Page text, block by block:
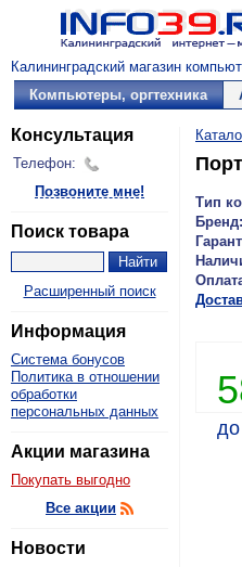
Калининградский магазин
Компьютеры, оргтехника
Консультация
Телефон:
Позвоните мне!
Поиск товара
Расширенный поиск
Информация
Система бонусов
Политика в отношении
обработки
персональных данных
Акции магазина
Покупать выгодно
Все акции
Новости
Тип
Бренд:
до